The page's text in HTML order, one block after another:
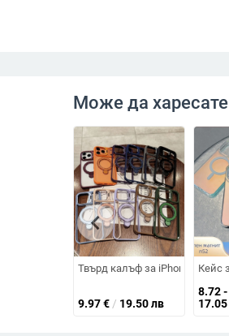
Може да
Твърд калъф за iPhone 17 Pro
9.97€ / 19.50 лв
Кейс
8.72
chevron_left